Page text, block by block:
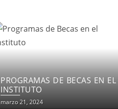
LOS CURSOS INNOVADORES
DE INSTITUTO FUNDACIÓN
PATRIA
marzo 21, 2024